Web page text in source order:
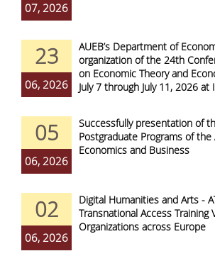
07, 2026
23
06, 2026
AUEB’s Department of
organization of the 24th
on Economic Theory and
July 7 through July 11, 2026 at
05
06, 2026
Successfully presentation of
Postgraduate Programs of the
Economics and Business
02
06, 2026
Digital Humanities and Arts -
Transnational Access Training
Organizations across Europe